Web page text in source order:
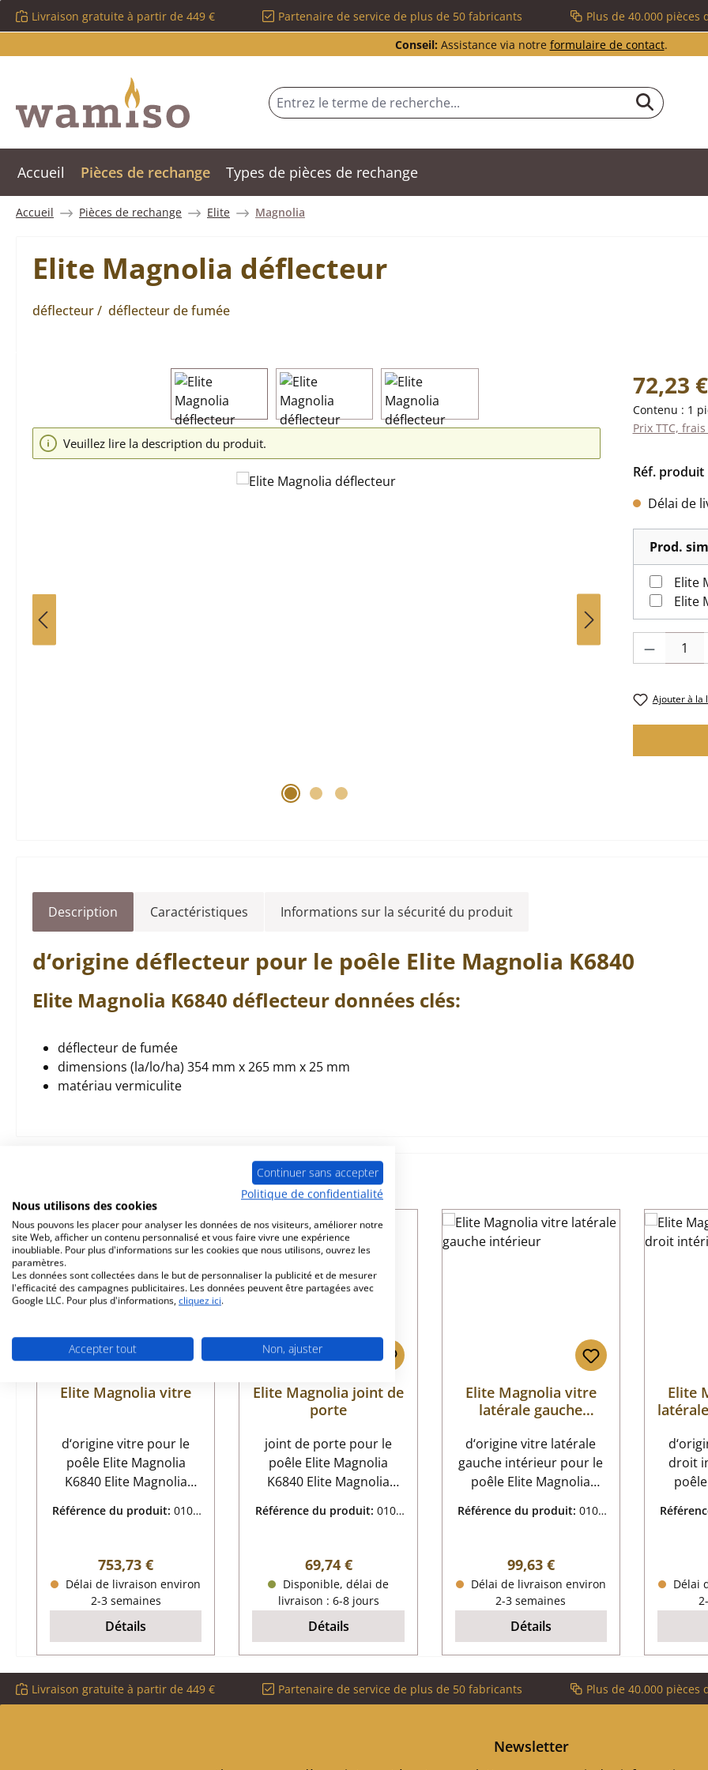
au contenu principal
Passer à la recherche
Passer à la navigation principale
Livraison gratuite à partir de 449 € Partenaire de service de plus de 50 fabricants Plus de 40.000
Conseil: Assistance via notre formulaire de contact.
Accueil Pièces de rechange Types de pièces de rechange
Accueil Pièces de rechange Elite Magnolia
Elite Magnolia déflecteur
déflecteur / déflecteur de fumée
Ignorer la galerie d'images
Veuillez lire la description du produit.
Prix régulier :
72,23 €
Contenu : 1
Prix TTC,
Réf. produit
Délai de
Prod.
Elite
Elite
Quantité de
Ajouter à la
Description Caractéristiques Informations sur la sécurité du produit
d‘origine déflecteur pour le poêle Elite Magnolia K6840
Elite Magnolia K6840 déflecteur données clés:
déflecteur de fumée
dimensions (la/lo/ha) 354 mm x 265 mm x 25 mm
matériau vermiculite
Ignorer la galerie de produits
Elite Magnolia vitre
d‘origine vitre pour le
poêle Elite Magnolia
K6840 Elite Magnolia
vitrocéramique
mm x 465 mm x 5 mm
longueur de l'arc 391
mm matériau verre
thermorésistant
Référence du produit:0106
Prix régulier :
753,73 €
Délai de livraison environ
2-3 semaines
Détails
Elite Magnolia joint de
porte
joint de porte pour le
poêle Elite Magnolia
K6840 Elite Magnolia
données clés: paumelle,
tresse longueur 3,00 m
diamètre 12 mm
Référence du produit: 0106
Prix régulier :
69,74 €
Disponible, délai de
livraison : 6-8 jours
Détails
Elite Magnolia vitre
latérale gauche
d‘origine vitre latérale
gauche intérieur pour le
poêle Elite Magnolia
K6840 vitre latérale
données clés: vitre,
vitrocéramique forme
incurvé thermorésistant
Référence du produit: 0106
Prix régulier :
99,63 €
Délai de livraison environ
2-3 semaines
Détails
Elite
droit
K6840
Délai
Livraison gratuite à partir de 449 € Partenaire de service de plus de 50 fabricants Plus de 40.000
Newsletter
Continuer sans accepter
Politique de confidentialité
Nous utilisons des cookies
Nous pouvons les placer pour analyser les données de nos visiteurs, améliorer notre
site Web, afficher un contenu personnalisé et vous faire vivre une expérience
inoubliable. Pour plus d'informations sur les cookies que nous utilisons, ouvrez les
paramètres.
Les données sont collectées dans le but de personnaliser la publicité et de mesurer
l'efficacité des campagnes publicitaires. Les données peuvent être partagées avec
Google LLC. Pour plus d'informations, cliquez ici.
Accepter tout Non, ajuster